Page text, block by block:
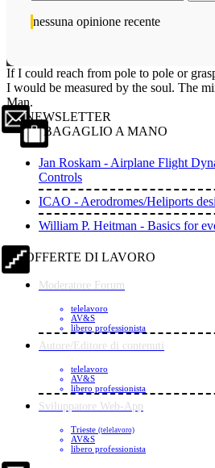
nessuna opinione recente
If I could reach from pole to pole or
I would be measured by the soul. The
Man.
NEWSLETTER
BAGAGLIO A MANO
Jan Roskam - Airplane Flight
Controls
ICAO - Aerodromes/Heliports
William P. Heitman - Basics for
OFFERTE DI LAVORO
Moderatore Forum
telelavoro
AV&S
libero professionista
Autore/Editore di contenuti
telelavoro
AV&S
libero professionista
Sviluppatore Web-App
Trieste (telelavoro)
AV&S
libero professionista